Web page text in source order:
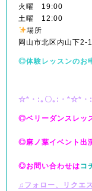
火曜 19:00
土曜 12:00
場所
岡山市北区内山下
◎体験レッスンのお
☆*・:｡〇｡:・*☆*・
◎ベリーダンスレ
◎麻ノ葉イベント
◎お問い合わせはコ
♫フォロー、リクエ